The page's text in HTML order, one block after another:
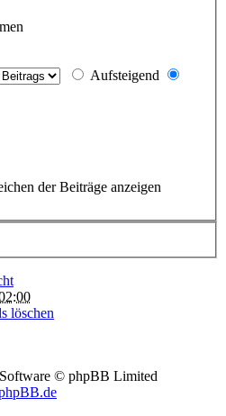
Aufsteigend
der Beiträge anzeigen
löschen
© phpBB Limited